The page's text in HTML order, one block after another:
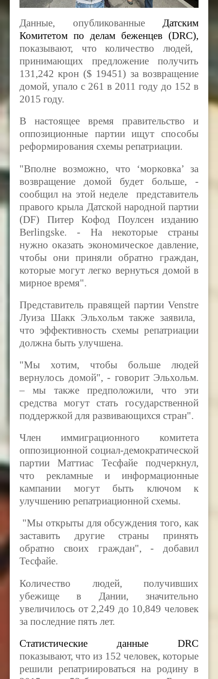
Данные, опубликованные Датским
Комитетом по делам беженцев (DRC),
показывают, что количество людей,
принимающих предложение получить
131,242 крон ($ 19451) за возвращение
домой, упало с 261 в 2011 году до 152 в
2015 году.
В настоящее время правительство и
оппозиционные партии ищут способы
реформирования схемы репатриации.
"Вполне возможно, что ‘морковка’ за
возвращение домой будет больше, -
сообщил на этой неделе представитель
правого крыла Датской народной партии
(DF) Питер Кофод Поулсен изданию
Berlingske. - На некоторые страны
нужно оказать экономическое давление,
чтобы они приняли обратно граждан,
которые могут легко вернуться домой в
мирное время".
Представитель правящей партии Venstre
Луиза Шакк Эльхольм также заявила,
что эффективность схемы репатриации
должна быть улучшена.
"Мы хотим, чтобы больше людей
вернулось домой", - говорит Эльхольм.
– мы также предположили, что эти
средства могут стать государственной
поддержкой для развивающихся стран".
Член иммиграционного комитета
оппозиционной социал-демократической
партии Маттиас Тесфайе подчеркнул,
что рекламные и информационные
кампании могут быть ключом к
улучшению репатриационной схемы.
"Мы открыты для обсуждения того, как
заставить другие страны принять
обратно своих граждан", - добавил
Тесфайе.
Количество людей, получивших
убежище в Дании, значительно
увеличилось от 2,249 до 10,849 человек
за последние пять лет.
Статистические данные DRC
показывают, что из 152 человек, которые
решили репатриироваться на родину в